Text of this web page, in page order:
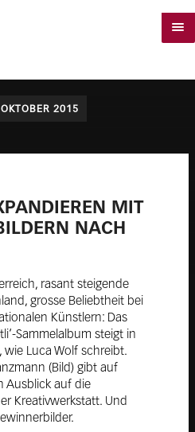
OKTOBER 2015
MIT
NACH
rasant steigende
grosse Beliebtheit bei
Künstlern: Das
Sammelalbum steigt in
wie Luca Wolf schreibt.
(Bild) gibt auf
Ausblick auf die
Kreativwerkstatt. Und